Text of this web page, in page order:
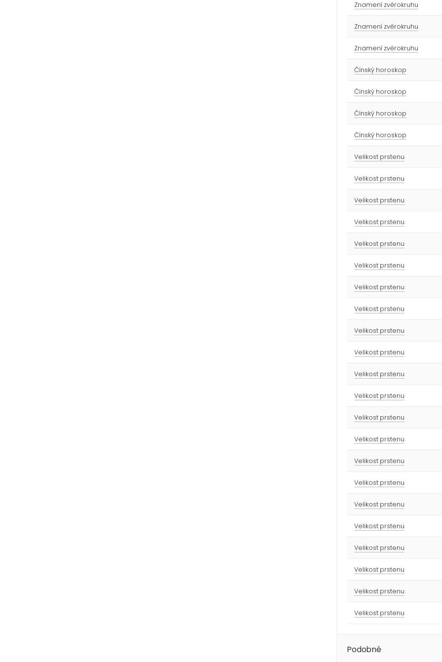
Znamení zvěrokruhu
Znamení zvěrokruhu
Znamení zvěrokruhu
Čínský horoskop
Čínský horoskop
Čínský horoskop
Čínský horoskop
Velikost prstenu
Velikost prstenu
Velikost prstenu
Velikost prstenu
Velikost prstenu
Velikost prstenu
Velikost prstenu
Velikost prstenu
Velikost prstenu
Velikost prstenu
Velikost prstenu
Velikost prstenu
Velikost prstenu
Velikost prstenu
Velikost prstenu
Velikost prstenu
Velikost prstenu
Velikost prstenu
Velikost prstenu
Velikost prstenu
Velikost prstenu
Velikost prstenu
Podobné